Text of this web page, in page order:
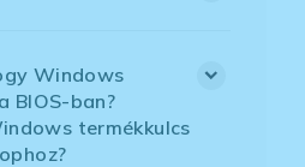
Windows
BIOS-ban?
termékkulcs